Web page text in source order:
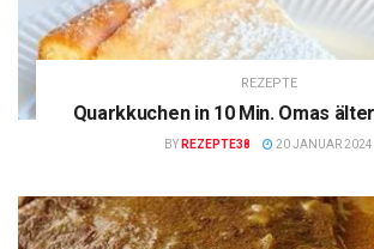
REZEPTE
Quarkkuchen in 10 Min. Omas
BY REZEPTE38 20 JANUAR 2024